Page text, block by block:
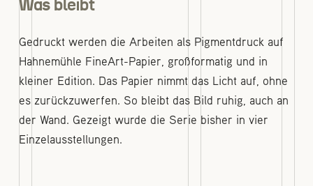
Was bleibt
Gedruckt werden die Arbeiten als Pigmentdruck auf
Hahnemühle FineArt-Papier, großformatig und in
kleiner Edition. Das Papier nimmt das Licht auf, ohne
es zurückzuwerfen. So bleibt das Bild ruhig, auch an
der Wand. Gezeigt wurde die Serie bisher in vier
Einzelausstellungen.